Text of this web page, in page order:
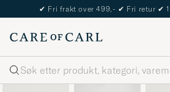
✔ Fri frakt over 499,- ✔ Fri retur ✔
Søk